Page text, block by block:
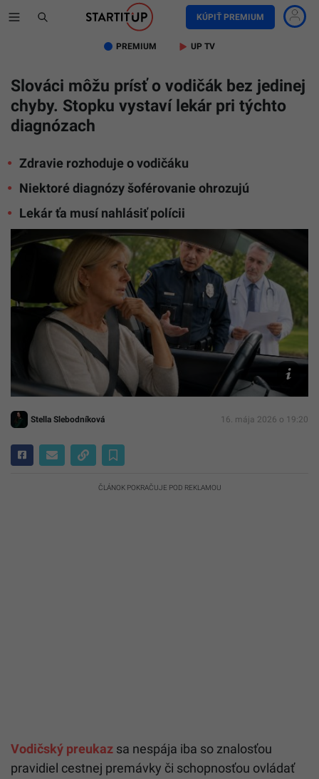
KÚPIŤ PREMIUM
PREMIUM UP TV
Slováci môžu prísť o vodičák bez jedinej
chyby. Stopku vystaví lekár pri týchto
diagnózach
Zdravie rozhoduje o vodičáku
Niektoré diagnózy šoférovanie ohrozujú
Lekár ťa musí nahlásiť polícii
foto
AI
Stella Slebodníková 16. mája 2026 o 19:20
ČLÁNOK POKRAČUJE POD REKLAMOU
Vodičský preukaz sa nespája iba so znalosťou
pravidiel cestnej premávky či schopnosťou ovládať